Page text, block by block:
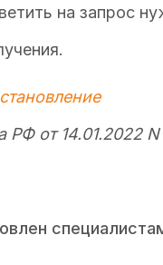
на запрос
РФ от 14.01.2022